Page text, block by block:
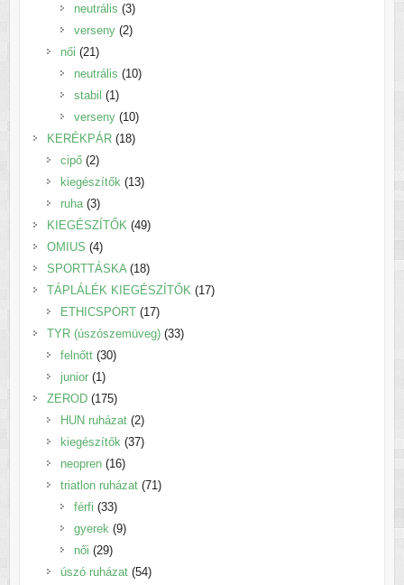
termék
neutrális 33
termék
verseny 22
női 2121
termék
neutrális 1010
stabil 11
termék
verseny 1010
termék
KERÉKPÁR 1818
cipő 22
termék
kiegészítők 1313
ruha 33
termék
KIEGÉSZÍTŐK 4949
OMIUS 44
termék
SPORTTÁSKA 1818
termék
TÁPLÁLÉK KIEGÉSZÍTŐK 1717
ETHICSPORT 1717
termék
TYR (úszószemüveg) 3333
felnőtt 3030
junior 11
termék
ZEROD 175175
termék
HUN ruházat 22
termék
kiegészítők 3737
neopren 1616
termék
triatlon ruházat 7171
férfi 3333
termék
gyerek 99
női 2929
termék
úszó ruházat 5454